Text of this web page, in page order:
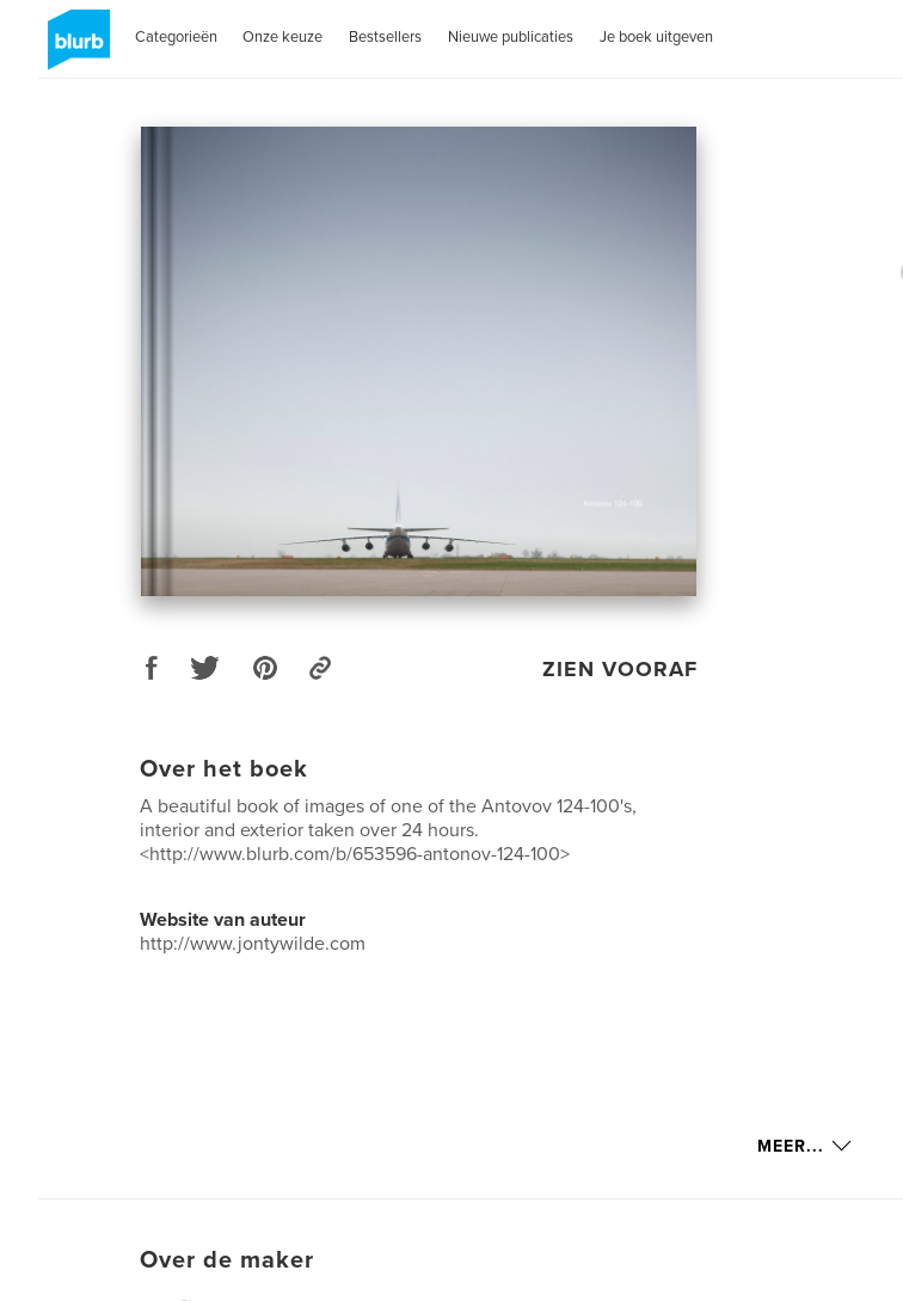
Categorieën Onze keuze Bestsellers Nieuwe publicaties Je boek uitgeven
ZIEN VOORAF
Over het boek
A beautiful book of images of one of the Antovov 124-100's,
interior and exterior taken over 24 hours.
<http://www.blurb.com/b/653596-antonov-124-100>
Website van auteur
http://www.jontywilde.com
MEER...
Over de maker